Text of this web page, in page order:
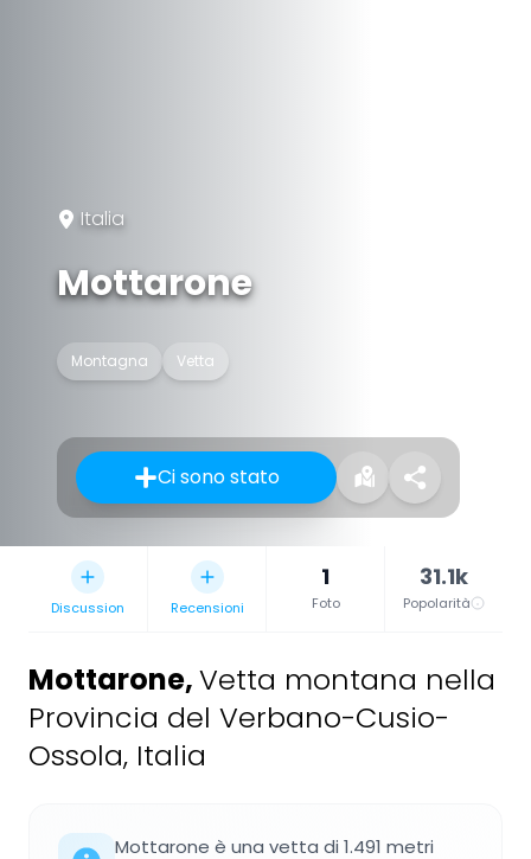
Italia
Mottarone
Montagna Vetta
Ci sono stato
Discussion Recensioni
1
Foto
31.1k
Popolarità
Mottarone,Vetta montana nella
Provincia del Verbano-Cusio-
Ossola, Italia
Mottarone è una vetta di 1.491 metri